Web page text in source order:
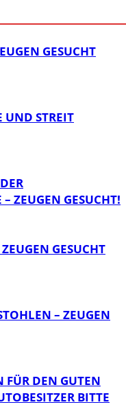
GESUCHT
UND STREIT
ZEUGEN GESUCHT!
GESUCHT
– ZEUGEN
FÜR DEN GUTEN
BITTE